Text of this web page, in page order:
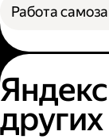
Работа